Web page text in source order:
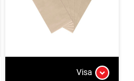
Visa